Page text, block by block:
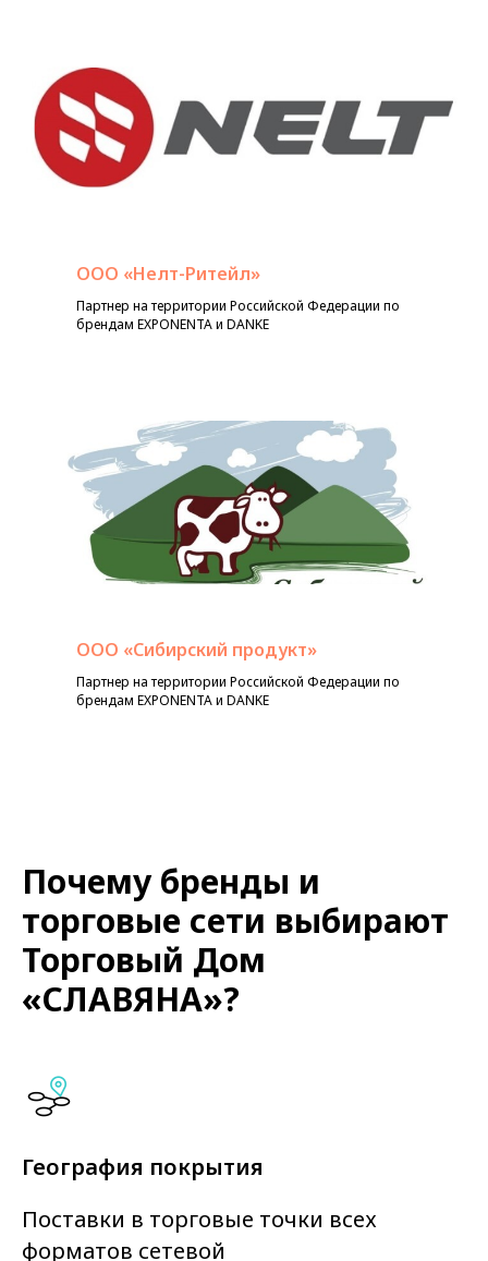
ООО «Нелт-Ритейл»
Партнер на территории Российской Федерации по
брендам EXPONENTA и DANKE
ООО «Сибирский продукт»
Партнер на территории Российской Федерации по
брендам EXPONENTA и DANKE
Почему бренды и
торговые сети выбирают
Торговый Дом
«СЛАВЯНА»?
География покрытия
Поставки в торговые точки всех
форматов сетевой